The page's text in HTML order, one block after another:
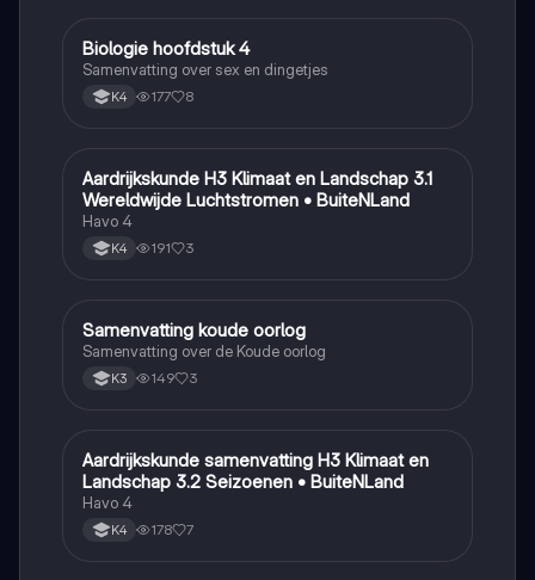
Biologie
Biologie hoofdstuk 4
Samenvatting over sex en dingetjes
K4 177 8
Aardrijkskunde
Aardrijkskunde H3 Klimaat en Landschap 3.1
Wereldwijde Luchtstromen • BuiteNLand
Havo 4
K4 191 3
Geschiedenis
Samenvatting koude oorlog
Samenvatting over de Koude oorlog
K3 149 3
Aardrijkskunde
Aardrijkskunde samenvatting H3 Klimaat en
Landschap 3.2 Seizoenen • BuiteNLand
Havo 4
K4 178 7